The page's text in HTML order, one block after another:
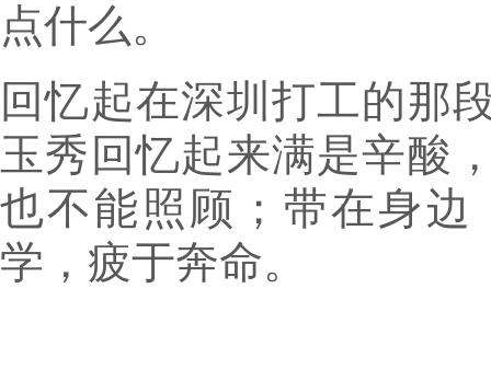
点什么。
回忆起在深圳打工的那
玉秀回忆起来满是辛酸
也不能照顾；带在身
学，疲于奔命。